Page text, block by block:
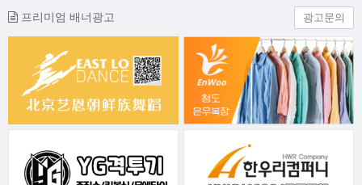
프리미엄 배너광고 광고문의